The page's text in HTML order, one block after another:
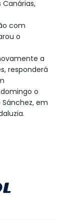
Canárias,
com
o
a
responderá
o
em